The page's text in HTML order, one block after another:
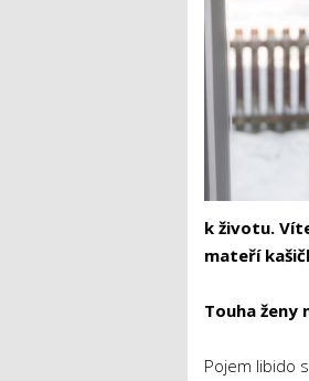
k životu.
mateří
Touha ženy
Pojem libido